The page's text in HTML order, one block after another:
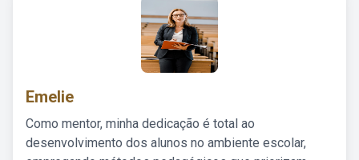
Emelie
Como mentor, minha dedicação é total ao
desenvolvimento dos alunos no ambiente escolar,